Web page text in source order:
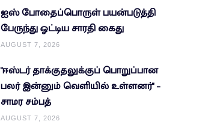
ஐஸ் போதைப்பொருள் பயன்படுத்தி
பேருந்து ஓட்டிய சாரதி கைது
AUGUST 7, 2026
"ஈஸ்டர் தாக்குதலுக்குப் பொறுப்பான
பலர் இன்னும் வெளியில் உள்ளனர்" –
சாமர சம்பத்
AUGUST 7, 2026